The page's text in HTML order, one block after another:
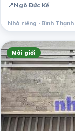
📍Ngô Đức Kế
Nhà riêng · Bình Thạnh
Môi giới